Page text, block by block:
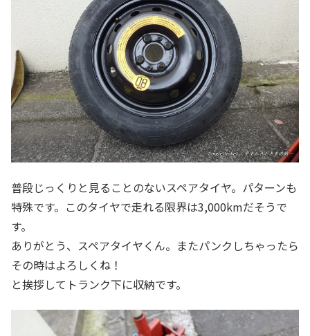
普段じっくりと見ることのないスペアタイヤ。パターンも
特殊です。このタイヤで走れる限界は3,000kmだそうで
す。
ありがとう、スペアタイヤくん。またパンクしちゃったら
その時はよろしくね！
と挨拶してトランク下に収納です。